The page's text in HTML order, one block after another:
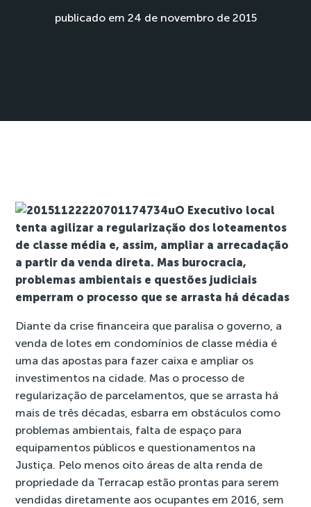
publicado em 24 de novembro de 2015
O Executivo local
tenta agilizar a regularização dos loteamentos
de classe média e, assim, ampliar a arrecadação
a partir da venda direta. Mas burocracia,
problemas ambientais e questões judiciais
emperram o processo que se arrasta há décadas
Diante da crise financeira que paralisa o governo, a
venda de lotes em condomínios de classe média é
uma das apostas para fazer caixa e ampliar os
investimentos na cidade. Mas o processo de
regularização de parcelamentos, que se arrasta há
mais de três décadas, esbarra em obstáculos como
problemas ambientais, falta de espaço para
equipamentos públicos e questionamentos na
Justiça. Pelo menos oito áreas de alta renda de
propriedade da Terracap estão prontas para serem
vendidas diretamente aos ocupantes em 2016, sem